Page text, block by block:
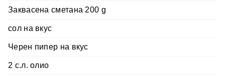
Заквасена сметана 200 g
сол на вкус
Черен пипер на вкус
2 с.л. олио